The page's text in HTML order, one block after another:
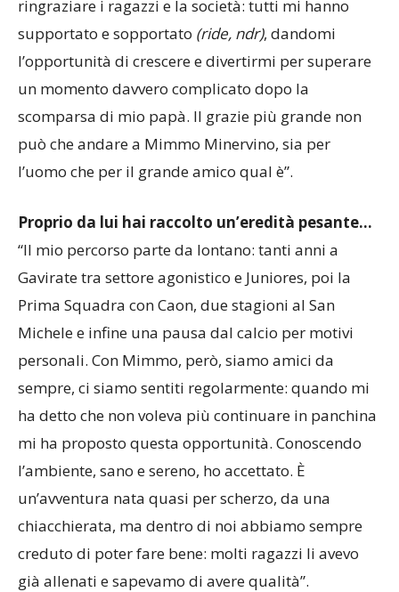
soprattutto di tante cose belle. Voglio subito
ringraziare i ragazzi e la società: tutti mi hanno
supportato e sopportato(ride, ndr), dandomi
l’opportunità di crescere e divertirmi per superare
un momento davvero complicato dopo la
scomparsa di mio papà. Il grazie più grande non
può che andare a Mimmo Minervino, sia per
Proprio da lui hai raccolto un’eredità pesante…
“Il mio percorso parte da lontano: tanti anni a
Gavirate tra settore agonistico e Juniores, poi la
Prima Squadra con Caon, due stagioni al San
Michele e infine una pausa dal calcio per motivi
personali. Con Mimmo, però, siamo amici da
sempre, ci siamo sentiti regolarmente: quando mi
ha detto che non voleva più continuare in panchina
mi ha proposto questa opportunità. Conoscendo
l’ambiente, sano e sereno, ho accettato. È
un’avventura nata quasi per scherzo, da una
chiacchierata, ma dentro di noi abbiamo sempre
creduto di poter fare bene: molti ragazzi li avevo